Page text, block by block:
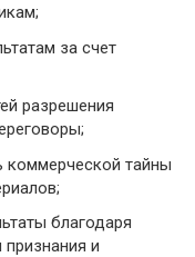
за счет
разрешения
тайны
благодаря
и